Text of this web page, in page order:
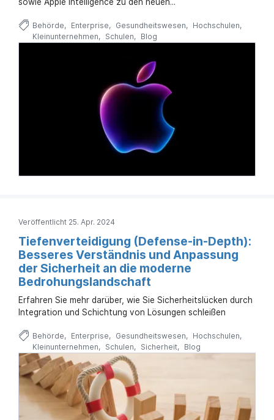
Behörde Enterprise Gesundheitswesen
Hochschulen
Kleinunternehmen
Schulen Blog
Veröffentlicht 25. Apr. 2024
Tiefenverteidigung (Defense-in-Depth):
Besseres Verständnis und Anpassung
der Sicherheit an die moderne
Bedrohungslandschaft
Erfahren Sie mehr darüber, wie Sie Sicherheitslücken durch
Integration und Schichtung von Lösungen schleißen
Behörde Enterprise Gesundheitswesen
Hochschulen
Kleinunternehmen
Schulen Sicherheit Blog